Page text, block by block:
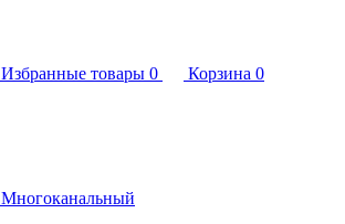
Избранные товары 0 Корзина 0
Многоканальный